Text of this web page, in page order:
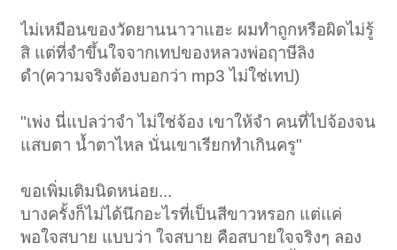
ไม่เหมือนของวัดยานนาวาแฮะ ผมทำถูกหรือผิดไม่รู้
สิ แต่ที่จำขึ้นใจจากเทปของหลวงพ่อฤาษีลิง
ดำ(ความจริงต้องบอกว่า mp3 ไม่ใช่เทป)
"เพ่ง นี่แปลว่าจำ ไม่ใช่จ้อง เขาให้จำ คนที่ไปจ้องจน
แสบตา น้ำตาไหล นั่นเขาเรียกทำเกินครู"
ขอเพิ่มเติมนิดหน่อย...
บางครั้งก็ไม่ได้นึกอะไรที่เป็นสีขาวหรอก แต่แค่
พอใจสบาย แบบว่า ใจสบาย คือสบายใจจริงๆ ลอง